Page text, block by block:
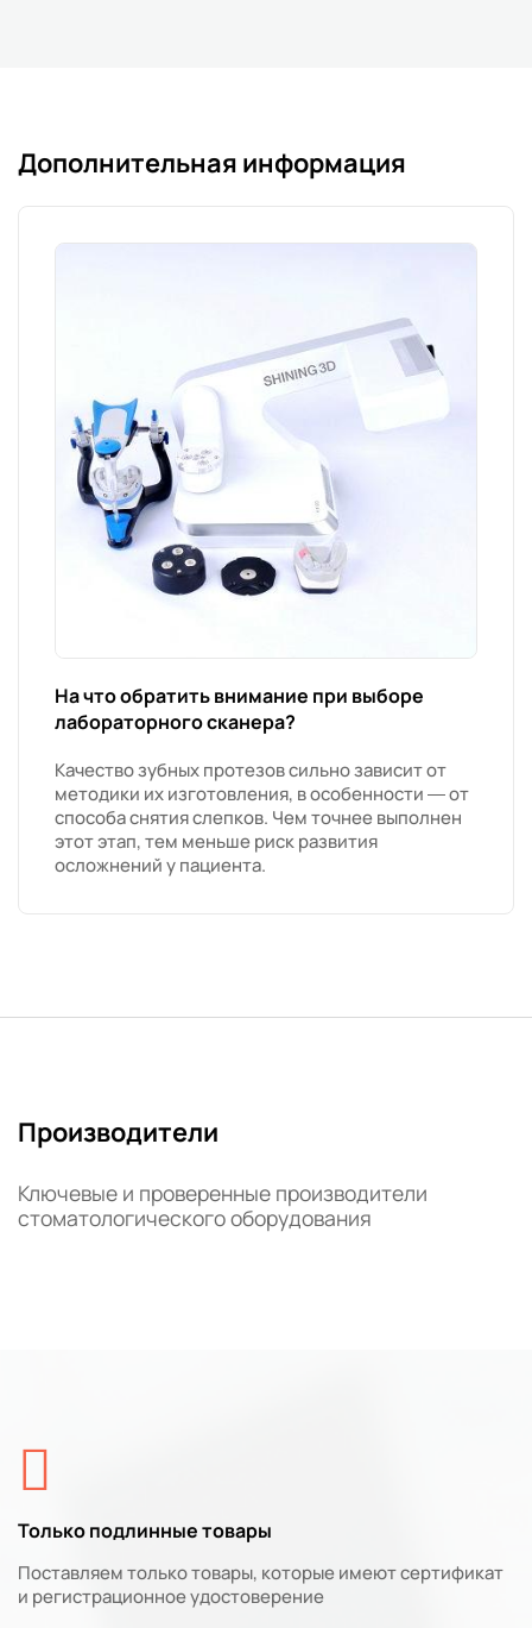
Дополнительная информация
На что обратить внимание при выборе
лабораторного сканера?
Качество зубных протезов сильно зависит от
методики их изготовления, в особенности — от
способа снятия слепков. Чем точнее выполнен
этот этап, тем меньше риск развития
осложнений у пациента.
Производители
Ключевые и проверенные производители
стоматологического оборудования
Только подлинные товары
Поставляем только товары, которые имеют сертификат
и регистрационное удостоверение